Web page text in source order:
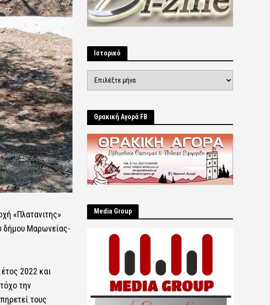
«Πλατανιτης»
δήμου Μαρωνείας-
2022 και
την
τους
Ιστορικό
Θρακική Αγορά FB
Μedia Group